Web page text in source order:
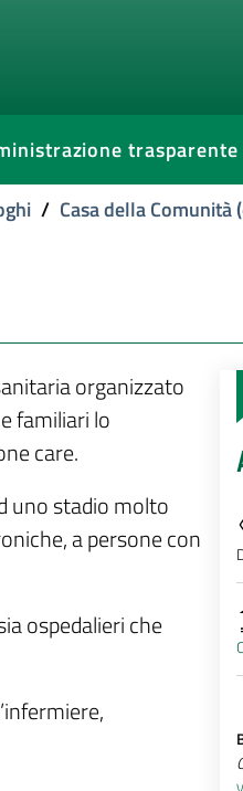
trasparente
/ Casa della Comunità
organizzato
familiari lo
care.
uno stadio molto
a persone con
ospedalieri che